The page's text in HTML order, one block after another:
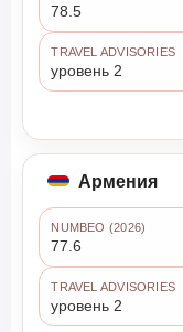
78.5
TRAVEL ADVISORIES
уровень 2
Армения
NUMBEO (2026)
77.6
TRAVEL ADVISORIES
уровень 2